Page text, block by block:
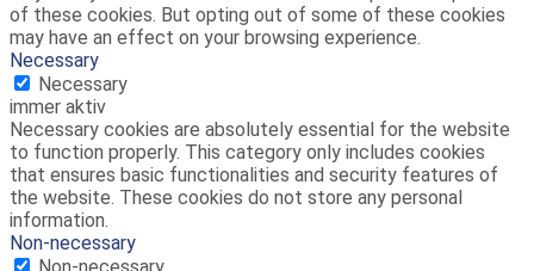
of these cookies. But opting out of some of these cookies
may have an effect on your browsing experience.
Necessary
Necessary
immer aktiv
Necessary cookies are absolutely essential for the website
to function properly. This category only includes cookies
that ensures basic functionalities and security features of
the website. These cookies do not store any personal
information.
Non-necessary
Non-necessary